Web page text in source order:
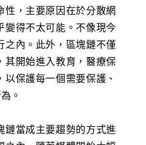
性，主要原因在於分散網
變得不太可能。不像現今
之內。此外，區塊鏈不僅
其開始進入教育，醫療保
保護每一個需要保護、
。
鏈當成主要趨勢的方式進